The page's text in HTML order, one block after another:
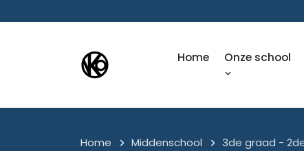
Home Onze school
Home Middenschool 3de graad -